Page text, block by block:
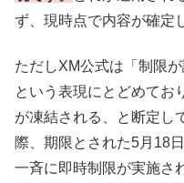
ず、現時点で内容が確定
ただしXM公式は「制限
という表現にとどめてお
が凍結される、と断定し
際、期限とされた5月18
一斉に即時制限が実施さ